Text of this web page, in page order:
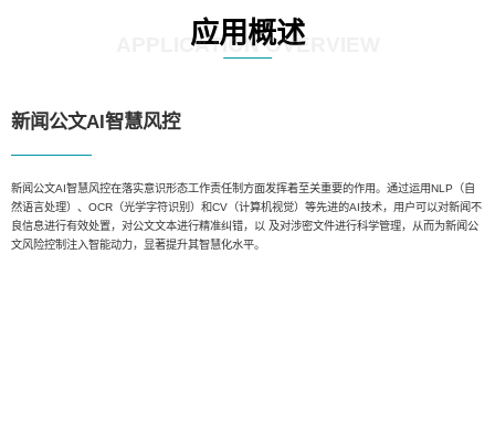
应用概述
APPLICATION OVERVIEW
新闻公文AI智慧风控
新闻公文AI智慧风控在落实意识形态工作责任制方面发挥着至关重要的作用。通过运用NLP（自
然语言处理）、OCR（光学字符识别）和CV（计算机视觉）等先进的AI技术，用户可以对新闻不
良信息进行有效处置，对公文文本进行精准纠错，以 及对涉密文件进行科学管理，从而为新闻公
文风险控制注入智能动力，显著提升其智慧化水平。